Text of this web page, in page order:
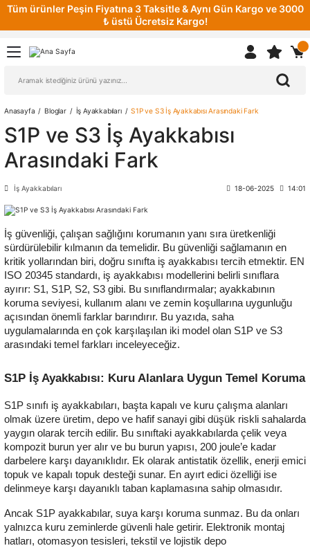
Tüm ürünler Peşin Fiyatına 3 Taksitle & Aynı Gün Kargo ve 3000
₺ üstü Ücretsiz Kargo!
Anasayfa Bloglar İş Ayakkabıları S1P ve S3 İş Ayakkabısı Arasındaki Fark
S1P ve S3 İş Ayakkabısı
Arasındaki Fark
İş Ayakkabıları 18-06-2025 14:01
İş güvenliği, çalışan sağlığını korumanın yanı sıra üretkenliği
sürdürülebilir kılmanın da temelidir. Bu güvenliği sağlamanın en
kritik yollarından biri, doğru sınıfta iş ayakkabısı tercih etmektir. EN
ISO 20345 standardı, iş ayakkabısı modellerini belirli sınıflara
ayırır: S1, S1P, S2, S3 gibi. Bu sınıflandırmalar; ayakkabının
koruma seviyesi, kullanım alanı ve zemin koşullarına uygunluğu
açısından önemli farklar barındırır. Bu yazıda, saha
uygulamalarında en çok karşılaşılan iki model olan S1P ve S3
arasındaki temel farkları inceleyeceğiz.
S1P İş Ayakkabısı: Kuru Alanlara Uygun Temel Koruma
S1P sınıfı iş ayakkabıları, başta kapalı ve kuru çalışma alanları
olmak üzere üretim, depo ve hafif sanayi gibi düşük riskli sahalarda
yaygın olarak tercih edilir. Bu sınıftaki ayakkabılarda çelik veya
kompozit burun yer alır ve bu burun yapısı, 200 joule’e kadar
darbelere karşı dayanıklıdır. Ek olarak antistatik özellik, enerji emici
topuk ve kapalı topuk desteği sunar. En ayırt edici özelliği ise
delinmeye karşı dayanıklı taban kaplamasına sahip olmasıdır.
Ancak S1P ayakkabılar, suya karşı koruma sunmaz. Bu da onları
yalnızca kuru zeminlerde güvenli hale getirir. Elektronik montaj
hatları, otomasyon tesisleri, tekstil ve lojistik depo